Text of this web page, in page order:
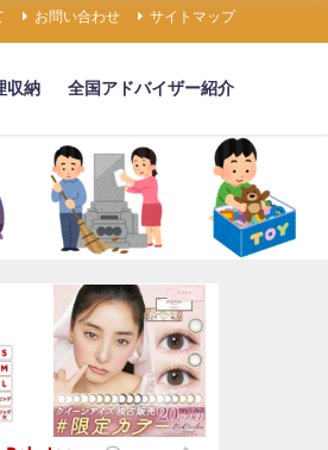
お問い合わせ サイトマップ
収納 全国アドバイザー紹介